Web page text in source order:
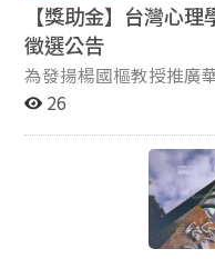
【獎助金】台灣心
徵選公告
為發揚楊國樞教授推廣
勵能反映華人文化或社
旅費獎助金」。 該獎助金旨在鼓勵「在學學生」（包括大
學部及研究所學生）參
秀者予以資助。 相關文件請參考附件中的實施辦法與申請
表， 申請截止日期為113年8
https://
26